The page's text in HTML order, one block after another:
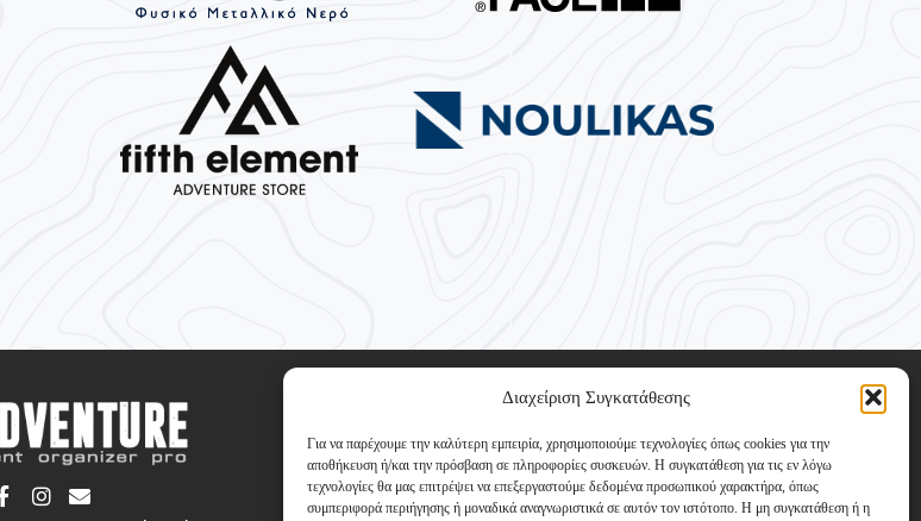
Διαχείριση Συγκατάθεσης
Για να παρέχουμε την καλύτερη εμπειρία, χρησιμοποιούμε τεχνολογίες όπως cookies για την
αποθήκευση ή/και την πρόσβαση σε πληροφορίες συσκευών. Η συγκατάθεση για τις εν λόγω
τεχνολογίες θα μας επιτρέψει να επεξεργαστούμε δεδομένα προσωπικού χαρακτήρα, όπως
συμπεριφορά περιήγησης ή μοναδικά αναγνωριστικά σε αυτόν τον ιστότοπο. Η μη συγκατάθεση ή η